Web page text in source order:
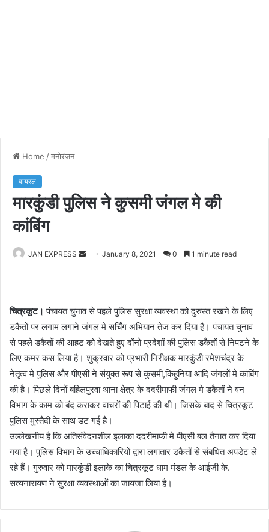
Home /मनोरंजन
वायरल
मारकुंडी पुलिस ने कुसमी जंगल मे की
कांबिंग
JAN EXPRESS
a
n
e
m
a
January 8, 2021 0 1 minute read
चित्रकूट।पंचायत चुनाव से पहले पुलिस सुरक्षा व्यवस्था को दुरुस्त रखने के लिए
डकैतों पर लगाम लगाने जंगल मे सर्चिंग अभियान तेज कर दिया है। पंचायत चुनाव
से पहले डकैतों की आहट को देखते हुए दोंनो प्रदेशों की पुलिस डकैतों से निपटने के
लिए कमर कस लिया है। शुक्रवार को प्रभारी निरीक्षक मारकुंडी रमेशचंद्र के
नेतृत्व मे पुलिस और पीएसी ने संयुक्त रूप से कुसमी,किहुनिया आदि जंगलों मे कांबिंग
की है। पिछले दिनों बहिलपुरवा थाना क्षेत्र के ददरीमाफी जंगल मे डकैतों ने वन
विभाग के काम को बंद कराकर वाचरों की पिटाई की थी। जिसके बाद से चित्रकूट
पुलिस मुस्तैदी के साथ डट गई है।
उल्लेखनीय है कि अतिसंवेदनशील इलाका ददरीमाफी मे पीएसी बल तैनात कर दिया
गया है। पुलिस विभाग के उच्चाधिकारियों द्वारा लगातार डकैतों से संबधित अपडेट ले
रहे हैं। गुरुवार को मारकुंडी इलाके का चित्रकूट धाम मंडल के आईजी के.
सत्यनारायण ने सुरक्षा व्यवस्थाओं का जायजा लिया है।